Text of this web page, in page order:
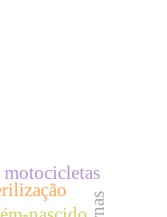
motocicletas